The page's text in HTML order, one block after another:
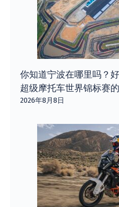
你知道宁波在哪里吗？
超级摩托车世界锦标赛的
2026年8月8日